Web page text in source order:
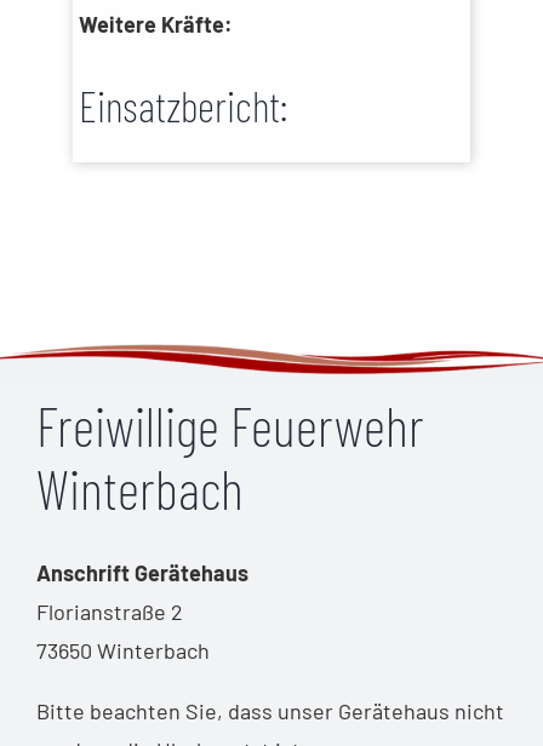
Weitere Kräfte:
Einsatzbericht:
Freiwillige Feuerwehr
Winterbach
Anschrift Gerätehaus
Florianstraße 2
73650 Winterbach
Bitte beachten Sie, dass unser Gerätehaus nicht